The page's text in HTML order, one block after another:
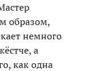
образом,
немного
а
как одна